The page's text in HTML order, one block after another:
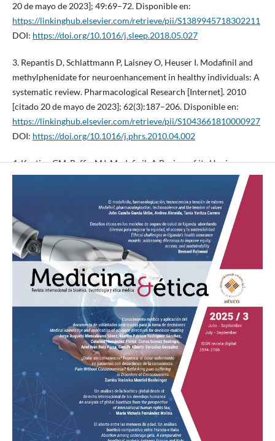
20 de mayo de 2023]; 49:69–72. Disponible en:
https://linkinghub.elsevier.com/retrieve/pii/S1389945718302211
DOI: https://doi.org/10.1016/j.sleep.2018.05.027
3. Repantis D, Schlattmann P, Laisney O, Heuser I. Modafinil and
methylphenidate for neuroenhancement in healthy individuals: A
systematic review. Pharmacological Research [Internet]. 2010
[citado 20 de mayo de 2023]; 62(3):187–206. Disponible en:
https://linkinghub.elsevier.com/retrieve/pii/S1043661810000927
DOI: https://doi.org/10.1016/j.phrs.2010.04.002
4. Keating GM, Raffin MJ. Modafinil: A Review of its Use in
Excessive Sleepiness Associated With Obstructive Sleep
Apnoea/Hypopnoea Syndrome and Shift Work Sleep Disorder.
CNS Drugs [Internet]. 2005 [citado 20 de mayo de 2023];
19(9):785–803. Disponible en:
http://link.springer.com/10.2165/00023210-200519090-00005
DOI:https://doi.org/10.2165/00023210-200519090-00005
5. Franke AG, Gränsmark P, Agricola A, Schühle K, Rommel T,
Sebastian A, et al. Methylphenidate, modafinil, and caffeine for
cognitive enhancement in chess: A double-blind, randomised
controlled trial. European Neuropsychopharmacology. 2017 Mar;
27(3):248–60.https://doi.org/10.1016/j.euroneuro.2017.01.006
https://doi.org/10.1016/j.euroneuro.2017.01.006
6. Haghighi M, Jahangard L, Meybodi AM, Shayganfard M,
Ahmadpanah M, Faryadres M, et al. Influence of modafinil on
early ejaculation. Results from a double-blind randomized clinical
trial. Journal of Psychiatric Research [Internet]. 2022 [citado 20
de mayo de 2023]; 146:264–71. Disponible en: